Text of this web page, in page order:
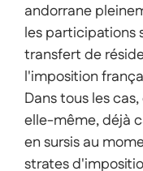
andorrane
les participations
transfert de
l'imposition
Dans tous les
elle-même, déjà
en sursis au
strates